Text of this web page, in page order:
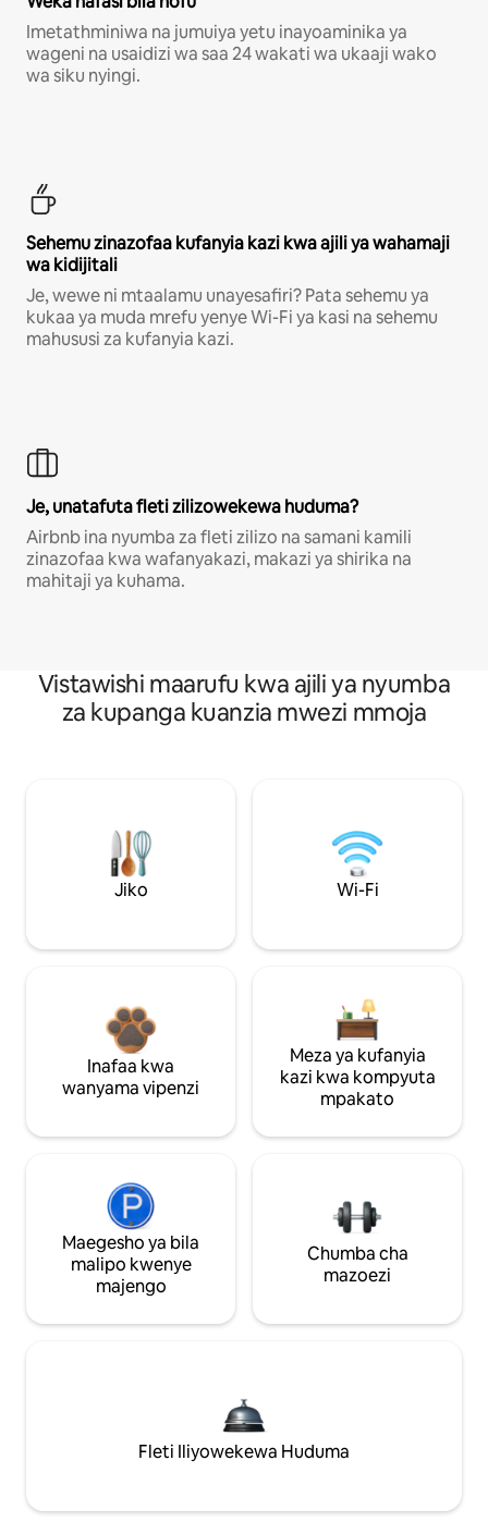
Imetathminiwa na jumuiya yetu inayoaminika ya
wageni na usaidizi wa saa 24 wakati wa ukaaji wako
wa siku nyingi.
Sehemu zinazofaa kufanyia kazi kwa ajili ya wahamaji
wa kidijitali
Je, wewe ni mtaalamu unayesafiri? Pata sehemu ya
kukaa ya muda mrefu yenye Wi-Fi ya kasi na sehemu
mahususi za kufanyia kazi.
Je, unatafuta fleti zilizowekewa huduma?
Airbnb ina nyumba za fleti zilizo na samani kamili
zinazofaa kwa wafanyakazi, makazi ya shirika na
mahitaji ya kuhama.
Vistawishi maarufu kwa ajili ya nyumba
za kupanga kuanzia mwezi mmoja
Jiko Wi-Fi
Inafaa kwa
wanyama vipenzi
Meza ya kufanyia
kazi kwa kompyuta
mpakato
Maegesho ya bila
malipo kwenye
majengo
Chumba cha
mazoezi
Fleti Iliyowekewa Huduma